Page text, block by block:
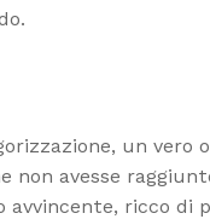
un
non avesse
ricco